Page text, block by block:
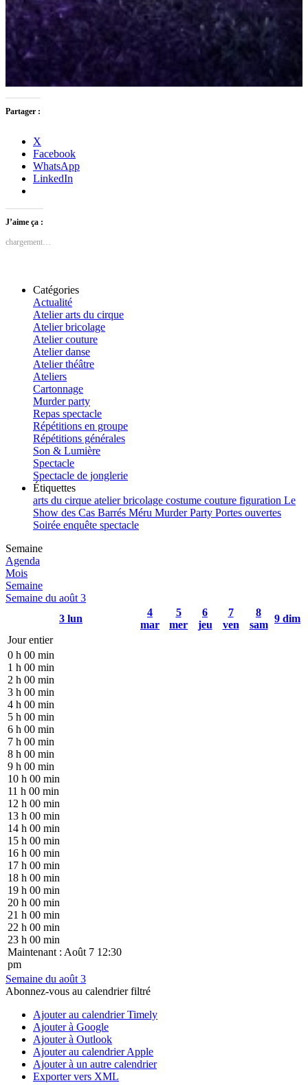
Partager :
X
Facebook
WhatsApp
LinkedIn
J’aime ça :
chargement…
Catégories
Actualité
Atelier arts du cirque
Atelier bricolage
Atelier couture
Atelier danse
Atelier théâtre
Ateliers
Cartonnage
Murder party
Repas spectacle
Répétitions en groupe
Répétitions générales
Son & Lumière
Spectacle
Spectacle de jonglerie
Étiquettes
arts du cirque atelierbricolage costume couture figuration Le
Show des Cas Barrés Méru Murder Party Portes ouvertes
Soirée enquête spectacle
Semaine
Agenda
Mois
Semaine
Semaine du août 3
3 lun
4
mar
5
mer
6
jeu
7
ven
8
sam
9 dim
Jour entier
0 h 00 min
1 h 00 min
2 h 00 min
3 h 00 min
4 h 00 min
5 h 00 min
6 h 00 min
7 h 00 min
8 h 00 min
9 h 00 min
10 h 00 min
11 h 00 min
12 h 00 min
13 h 00 min
14 h 00 min
15 h 00 min
16 h 00 min
17 h 00 min
18 h 00 min
19 h 00 min
20 h 00 min
21 h 00 min
22 h 00 min
23 h 00 min
Maintenant : Août 7 12:30
pm
Semaine du août 3
Abonnez-vous au calendrier filtré
Ajouter au calendrier Timely
Ajouter à Google
Ajouter à Outlook
Ajouter au calendrier Apple
Ajouter à un autre calendrier
Exporter vers XML